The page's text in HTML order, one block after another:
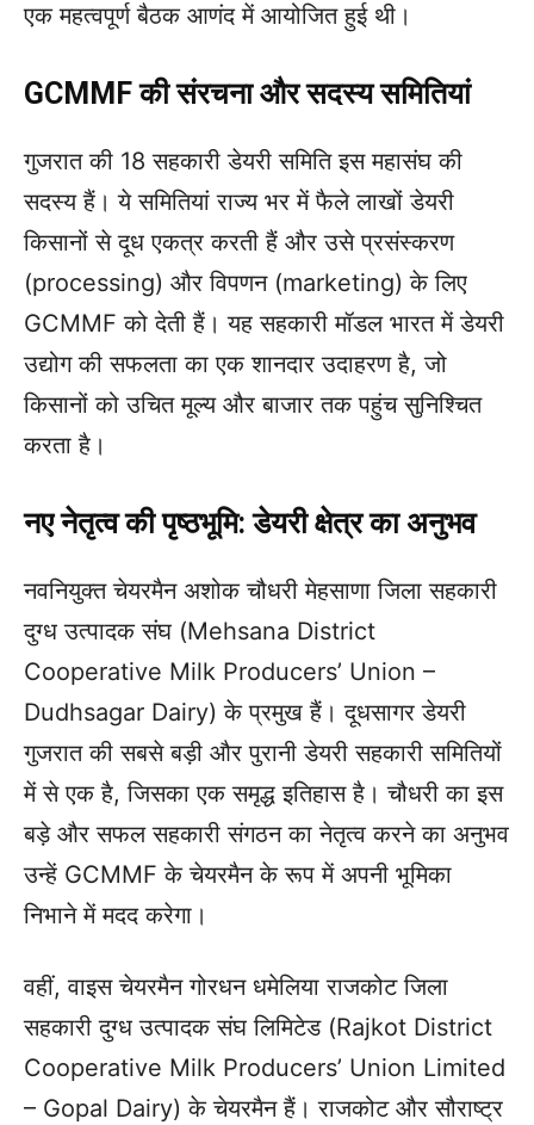
एक महत्वपूर्ण बैठक आणंद में आयोजित हुई थी।
GCMMF की संरचना और सदस्य समितियां
गुजरात की 18 सहकारी डेयरी समिति इस महासंघ की
सदस्य हैं। ये समितियां राज्य भर में फैले लाखों डेयरी
किसानों से दूध एकत्र करती हैं और उसे प्रसंस्करण
(processing) और विपणन (marketing) के लिए
GCMMF को देती हैं। यह सहकारी मॉडल भारत में डेयरी
उद्योग की सफलता का एक शानदार उदाहरण है, जो
किसानों को उचित मूल्य और बाजार तक पहुंच सुनिश्चित
करता है।
नए नेतृत्व की पृष्ठभूमि: डेयरी क्षेत्र का अनुभव
नवनियुक्त चेयरमैन अशोक चौधरी मेहसाणा जिला सहकारी
दुग्ध उत्पादक संघ (Mehsana District
Cooperative Milk Producers’ Union –
Dudhsagar Dairy) के प्रमुख हैं। दूधसागर डेयरी
गुजरात की सबसे बड़ी और पुरानी डेयरी सहकारी समितियों
में से एक है, जिसका एक समृद्ध इतिहास है। चौधरी का इस
बड़े और सफल सहकारी संगठन का नेतृत्व करने का अनुभव
उन्हें GCMMF के चेयरमैन के रूप में अपनी भूमिका
निभाने में मदद करेगा।
वहीं, वाइस चेयरमैन गोरधन धमेलिया राजकोट जिला
सहकारी दुग्ध उत्पादक संघ लिमिटेड (Rajkot District
Cooperative Milk Producers’ Union Limited
– Gopal Dairy) के चेयरमैन हैं। राजकोट और सौराष्ट्र